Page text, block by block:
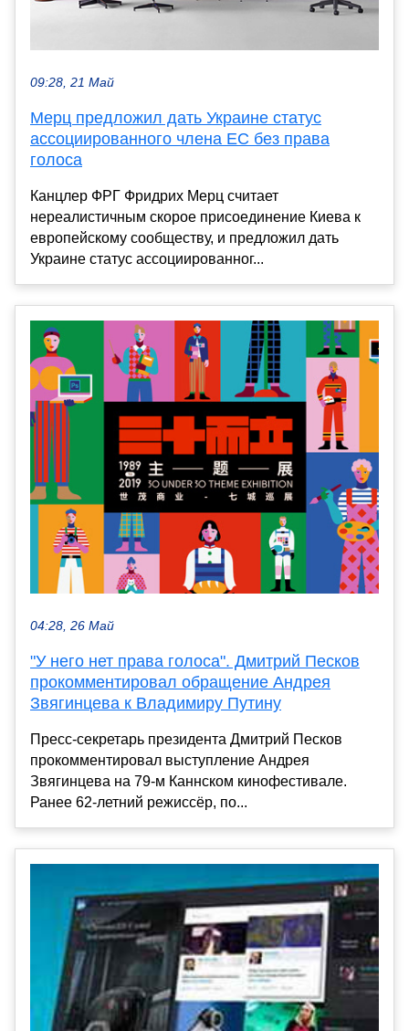
09:28, 21 Май
Мерц предложил дать Украине статус
ассоциированного члена ЕС без права
голоса
Канцлер ФРГ Фридрих Мерц считает
нереалистичным скорое присоединение Киева к
европейскому сообществу, и предложил дать
Украине статус ассоциированног...
04:28, 26 Май
"У него нет права голоса". Дмитрий Песков
прокомментировал обращение Андрея
Звягинцева к Владимиру Путину
Пресс-секретарь президента Дмитрий Песков
прокомментировал выступление Андрея
Звягинцева на 79-м Каннском кинофестивале.
Ранее 62-летний режиссёр, по...